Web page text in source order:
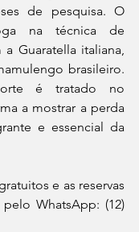
de pesquisa. O
na técnica de
Guaratella italiana,
brasileiro.
é tratado no
a mostrar a perda
e essencial da
e as reservas
WhatsApp: (12)